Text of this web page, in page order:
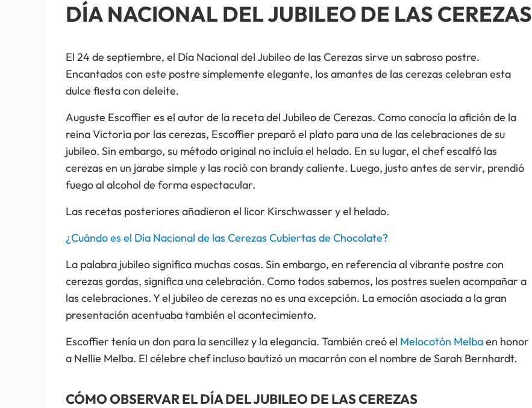
DÍA NACIONAL DEL JUBILEO DE LAS CEREZAS
El 24 de septiembre, el Día Nacional del Jubileo de las Cerezas sirve un sabroso postre.
Encantados con este postre simplemente elegante, los amantes de las cerezas celebran esta
dulce fiesta con deleite.
Auguste Escoffier es el autor de la receta del Jubileo de Cerezas. Como conocía la afición de la
reina Victoria por las cerezas, Escoffier preparó el plato para una de las celebraciones de su
jubileo. Sin embargo, su método original no incluía el helado. En su lugar, el chef escalfó las
cerezas en un jarabe simple y las roció con brandy caliente. Luego, justo antes de servir, prendió
fuego al alcohol de forma espectacular.
Las recetas posteriores añadieron el licor Kirschwasser y el helado.
¿Cuándo es el Día Nacional de las Cerezas Cubiertas de Chocolate?
La palabra jubileo significa muchas cosas. Sin embargo, en referencia al vibrante postre con
cerezas gordas, significa una celebración. Como todos sabemos, los postres suelen acompañar a
las celebraciones. Y el jubileo de cerezas no es una excepción. La emoción asociada a la gran
presentación acentuaba también el acontecimiento.
Escoffier tenía un don para la sencillez y la elegancia. También creó el Melocotón Melbaen honor
a Nellie Melba. El célebre chef incluso bautizó un macarrón con el nombre de Sarah Bernhardt.
CÓMO OBSERVAR EL DÍA DEL JUBILEO DE LAS CEREZAS